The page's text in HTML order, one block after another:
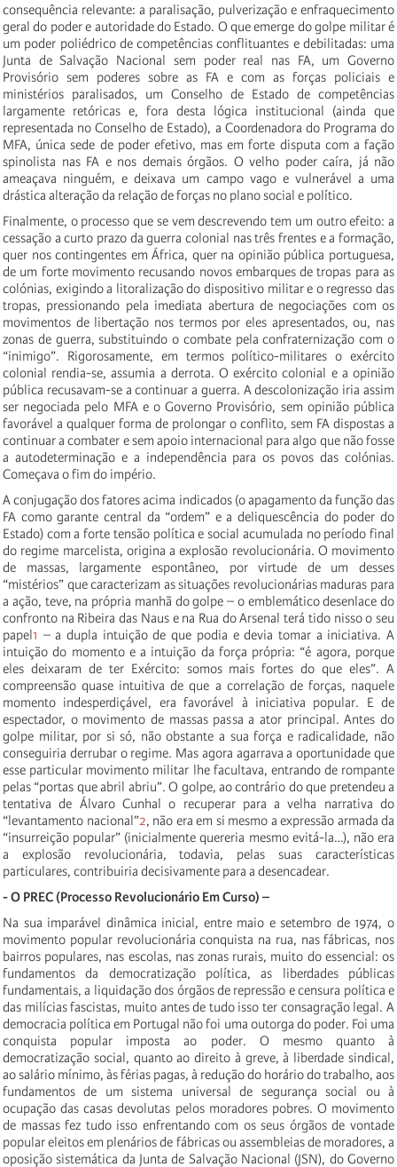
consequência relevante: a paralisação, pulverização e enfraquecimento
geral do poder e autoridade do Estado. O que emerge do golpe militar é
um poder poliédrico de competências conflituantes e debilitadas: uma
Junta de Salvação Nacional sem poder real nas FA, um Governo
Provisório sem poderes sobre as FA e com as forças policiais e
ministérios paralisados, um Conselho de Estado de competências
largamente retóricas e, fora desta lógica institucional (ainda que
representada no Conselho de Estado), a Coordenadora do Programa do
MFA, única sede de poder efetivo, mas em forte disputa com a fação
spinolista nas FA e nos demais órgãos. O velho poder caíra, já não
ameaçava ninguém, e deixava um campo vago e vulnerável a uma
drástica alteração da relação de forças no plano social e político.
Finalmente, o processo que se vem descrevendo tem um outro efeito: a
cessação a curto prazo da guerra colonial nas três frentes e a formação,
quer nos contingentes em África, quer na opinião pública portuguesa,
de um forte movimento recusando novos embarques de tropas para as
colónias, exigindo a litoralização do dispositivo militar e o regresso das
tropas, pressionando pela imediata abertura de negociações com os
movimentos de libertação nos termos por eles apresentados, ou, nas
zonas de guerra, substituindo o combate pela confraternização com o
“inimigo”. Rigorosamente, em termos político-militares o exército
colonial rendia-se, assumia a derrota. O exército colonial e a opinião
pública recusavam-se a continuar a guerra. A descolonização iria assim
ser negociada pelo MFA e o Governo Provisório, sem opinião pública
favorável a qualquer forma de prolongar o conflito, sem FA dispostas a
continuar a combater e sem apoio internacional para algo que não fosse
a autodeterminação e a independência para os povos das colónias.
Começava o fim do império.
A conjugação dos fatores acima indicados (o apagamento da função das
FA como garante central da “ordem” e a deliquescência do poder do
Estado) com a forte tensão política e social acumulada no período final
do regime marcelista, origina a explosão revolucionária. O movimento
de massas, largamente espontâneo, por virtude de um desses
“mistérios” que caracterizam as situações revolucionárias maduras para
a ação, teve, na própria manhã do golpe – o emblemático desenlace do
confronto na Ribeira das Naus e na Rua do Arsenal terá tido nisso o seu
papel1 – a dupla intuição de que podia e devia tomar a iniciativa. A
intuição do momento e a intuição da força própria: “é agora, porque
eles deixaram de ter Exército: somos mais fortes do que eles”. A
compreensão quase intuitiva de que a correlação de forças, naquele
momento indesperdiçável, era favorável à iniciativa popular. E de
espectador, o movimento de massas passa a ator principal. Antes do
golpe militar, por si só, não obstante a sua força e radicalidade, não
conseguiria derrubar o regime. Mas agora agarrava a oportunidade que
esse particular movimento militar lhe facultava, entrando de rompante
pelas “portas que abril abriu”. O golpe, ao contrário do que pretendeu a
tentativa de Álvaro Cunhal o recuperar para a velha narrativa do
“levantamento nacional”2, não era em si mesmo a expressão armada da
“insurreição popular” (inicialmente quereria mesmo evitá-la…), não era
a explosão revolucionária, todavia, pelas suas características
particulares, contribuiria decisivamente para a desencadear.
- O PREC (Processo Revolucionário Em Curso) –
Na sua imparável dinâmica inicial, entre maio e setembro de 1974, o
movimento popular revolucionária conquista na rua, nas fábricas, nos
bairros populares, nas escolas, nas zonas rurais, muito do essencial: os
fundamentos da democratização política, as liberdades públicas
fundamentais, a liquidação dos órgãos de repressão e censura política e
das milícias fascistas, muito antes de tudo isso ter consagração legal. A
democracia política em Portugal não foi uma outorga do poder. Foi uma
conquista popular imposta ao poder. O mesmo quanto à
democratização social, quanto ao direito à greve, à liberdade sindical,
ao salário mínimo, às férias pagas, à redução do horário do trabalho, aos
fundamentos de um sistema universal de segurança social ou à
ocupação das casas devolutas pelos moradores pobres. O movimento
de massas fez tudo isso enfrentando com os seus órgãos de vontade
popular eleitos em plenários de fábricas ou assembleias de moradores, a
oposição sistemática da Junta de Salvação Nacional (JSN), do Governo